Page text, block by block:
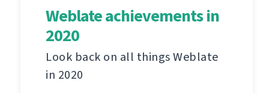
Weblate achievements in
2020
Look back on all things Weblate
in 2020